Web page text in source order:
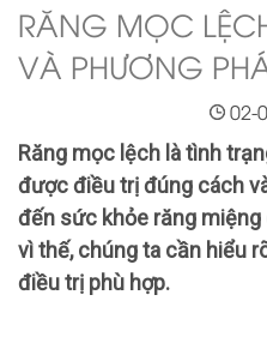
RĂNG MỌC
VÀ PHƯƠNG
02-
Răng mọc lệch là tình
được điều trị đúng cách
đến sức khỏe răng
vì thế, chúng ta cần hiểu
điều trị phù hợp.